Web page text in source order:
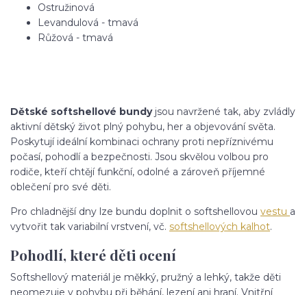
Ostružinová
Levandulová - tmavá
Růžová - tmavá
Dětské softshellové bundyjsou navržené tak, aby zvládly
aktivní dětský život plný pohybu, her a objevování světa.
Poskytují ideální kombinaci ochrany proti nepříznivému
počasí, pohodlí a bezpečnosti. Jsou skvělou volbou pro
rodiče, kteří chtějí funkční, odolné a zároveň příjemné
oblečení pro své děti.
Pro chladnější dny lze bundu doplnit o softshellovou vestu a
vytvořit tak variabilní vrstvení, vč. softshellových kalhot.
Pohodlí, které děti ocení
Softshellový materiál je měkký, pružný a lehký, takže děti
neomezuje v pohybu při běhání, lezení ani hraní. Vnitřní